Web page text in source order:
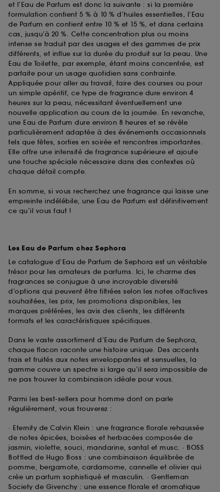
et l’Eau de Parfum est donc la suivante : si la première
formulation contient 5 % à 10 % d’huiles essentielles, l’Eau
de Parfum en contient entre 10 % et 15 %, et dans certains
cas, jusqu’à 20 %. Cette concentration plus ou moins
intense se traduit par des usages et des gammes de prix
différents, et influe sur la durée du produit sur la peau. Une
Eau de Toilette, par exemple, étant moins concentrée, est
parfaite pour un usage quotidien sans contrainte.
Appliquée pour aller au travail, faire des courses ou pour
un simple apéritif, ce type de fragrance dure environ 4
heures sur la peau, nécessitant éventuellement une
nouvelle application au cours de la journée. En revanche,
une Eau de Parfum dure environ 8 heures et se révèle
particulièrement adaptée à des événements occasionnels
tels que fêtes, sorties en soirée et rencontres importantes.
Elle offre une intensité de fragrance supérieure et ajoute
une touche spéciale nécessaire dans des contextes où
chaque détail compte.
En somme, si vous recherchez une fragrance qui laisse une
empreinte indélébile, une Eau de Parfum est définitivement
ce qu’il vous faut !
Les Eau de Parfum chez Sephora
Le catalogue d’Eau de Parfum de Sephora est un véritable
trésor pour les amateurs de parfums. Ici, le charme des
fragrances se conjugue à une incroyable diversité
d’options qui peuvent être filtrées selon les notes olfactives
souhaitées, les prix, les promotions disponibles, les
marques préférées, les avis des clients, les différents
formats et les caractéristiques spécifiques.
Dans le vaste assortiment d’Eau de Parfum de Sephora,
chaque flacon raconte une histoire unique. Des accents
frais et fruités aux notes enveloppantes et sensuelles, la
gamme couvre un spectre si large qu’il sera impossible de
ne pas trouver la combinaison idéale pour vous.
Parmi les best-sellers pour homme dont on parle
régulièrement, vous trouverez :
· Eternity de Calvin Klein : une fragrance florale rehaussée
de notes épicées, boisées et herbacées composée de
jasmin, violette, souci, mandarine, santal et musc. · BOSS
Bottled de Hugo Boss : une combinaison équilibrée de
pomme, bergamote, cardamome, cannelle et olivier qui
crée un parfum sophistiqué et masculin. · Gentleman
Society de Givenchy : une essence florale et aromatique